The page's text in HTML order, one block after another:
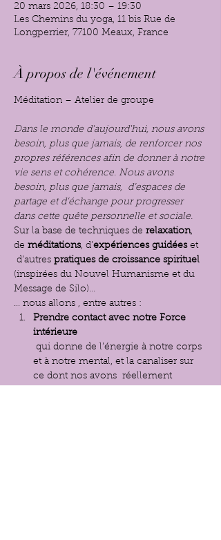
20 mars 2026, 18:30 – 19:30
Les Chemins du yoga, 11 bis Rue de
Longperrier, 77100 Meaux, France
À propos de l'événement
Méditation – Atelier de groupe
Dans le monde d'aujourd'hui, nous avons
besoin, plus que jamais, de renforcer nos
propres références afin de donner à notre
vie sens et cohérence. Nous avons
besoin, plus que jamais,  d’espaces de
partage et d’échange pour progresser
dans cette quête personnelle et sociale.
Sur la base de techniques de relaxation,
de méditations, d’expériences guidées et
d’autres pratiques de croissance spirituel
(inspirées du Nouvel Humanisme et du
Message de Silo)…
… nous allons , entre autres :
Prendre contact avec notre Force
intérieure
et à notre mental, et la canaliser sur
ce dont nos avons  réellement